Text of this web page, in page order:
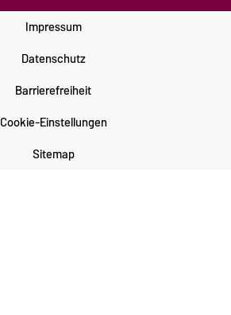
Impressum
Datenschutz
Barrierefreiheit
Cookie-Einstellungen
Sitemap